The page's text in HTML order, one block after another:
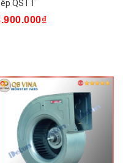
QSTT